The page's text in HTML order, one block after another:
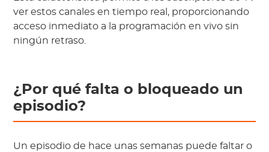
ver estos canales en tiempo real, proporcionando
acceso inmediato a la programación en vivo sin
ningún retraso.
¿Por qué falta o bloqueado un
episodio?
Un episodio de hace unas semanas puede faltar o